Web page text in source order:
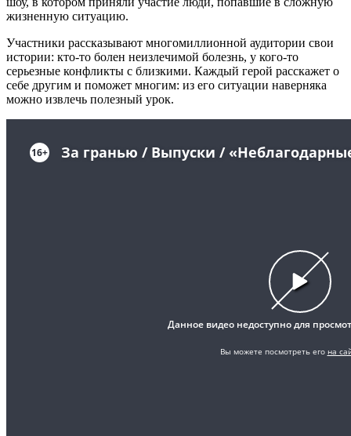
жизненную ситуацию.
Участники рассказывают многомиллионной аудитории свои
истории: кто-то болен неизлечимой болезнь, у кого-то
серьезные конфликты с близкими. Каждый герой расскажет о
себе другим и поможет многим: из его ситуации наверняка
можно извлечь полезный урок.